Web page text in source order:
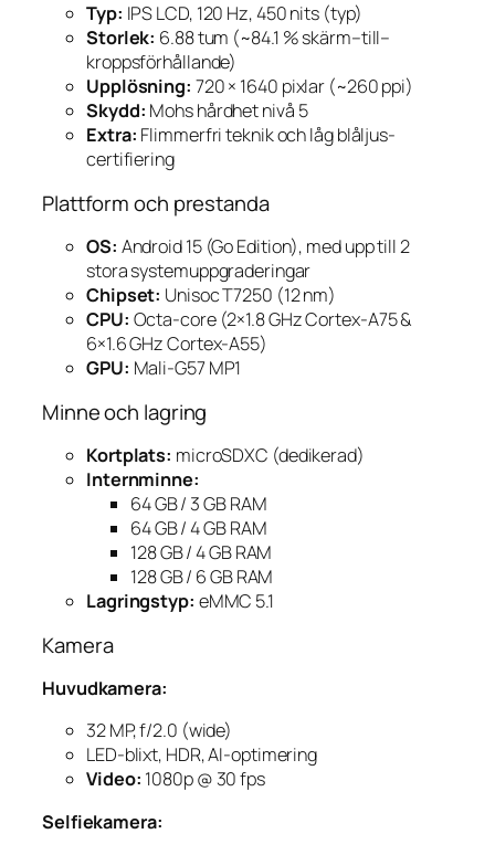
Typ: IPS LCD, 120 Hz, 450 nits (typ)
Storlek: 6.88 tum (~84.1 % skärm–till–
kroppsförhållande)
Upplösning: 720 × 1640 pixlar (~260 ppi)
Skydd: Mohs hårdhet nivå 5
Extra: Flimmerfri teknik och låg blåljus-
certifiering
Plattform och prestanda
OS: Android 15 (Go Edition), med upp till 2
stora systemuppgraderingar
Chipset: Unisoc T7250 (12 nm)
CPU: Octa-core (2×1.8 GHz Cortex-A75 &
6×1.6 GHz Cortex-A55)
GPU: Mali-G57 MP1
Minne och lagring
Kortplats: microSDXC (dedikerad)
Internminne:
64 GB / 3 GB RAM
64 GB / 4 GB RAM
128 GB / 4 GB RAM
128 GB / 6 GB RAM
Lagringstyp: eMMC 5.1
Kamera
Huvudkamera:
32 MP, f/2.0 (wide)
LED-blixt, HDR, AI-optimering
Video: 1080p @ 30 fps
Selfiekamera: